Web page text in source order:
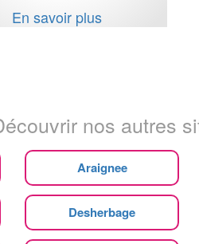
En savoir plus
nos autres
Araignee
Desherbage